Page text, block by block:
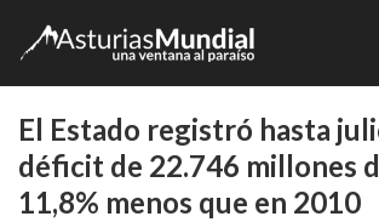
El Estado registró hasta
déficit de 22.746 millones
11,8% menos que en 2010